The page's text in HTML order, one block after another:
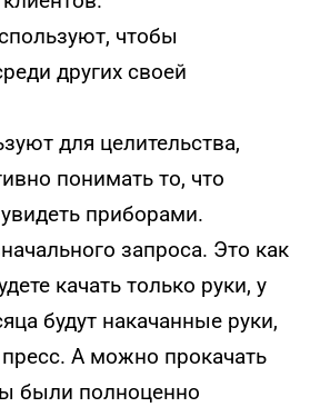
чтобы
других своей
для целительства,
понимать то, что
приборами.
запроса. Это как
качать только руки, у
будут накачанные руки,
А можно прокачать
были полноценно